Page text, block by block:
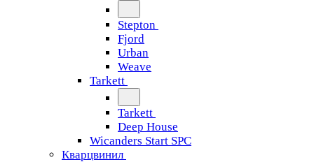
Stepton
Fjord
Urban
Weave
Tarkett
Tarkett
Deep House
Wicanders Start SPC
Кварцвинил